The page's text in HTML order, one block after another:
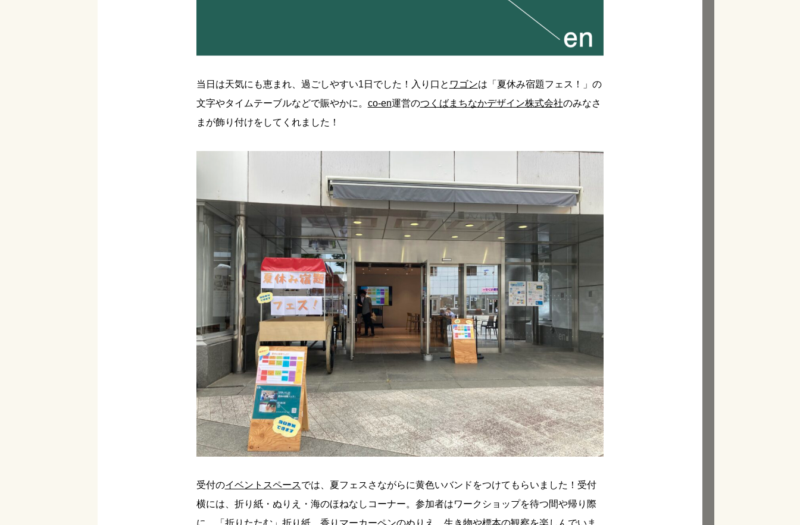
当日は天気にも恵まれ、過ごしやすい1日でした！入り口と ワゴンは「夏休み宿題フェス！」の
文字やタイムテーブルなどで賑やかに。 co-en運営のつくばまちなかデザイン株式会社のみなさ
まが飾り付けをしてくれました！
受付のイベントスペースでは、夏フェスさながらに黄色いバンドをつけてもらいました！受付
横には、折り紙・ぬりえ・海のほねなしコーナー。参加者はワークショップを待つ間や帰り際
に、「折りたたむ」折り紙、 香りマーカーペンのぬりえ、生き物や標本の観察を楽しんでいま